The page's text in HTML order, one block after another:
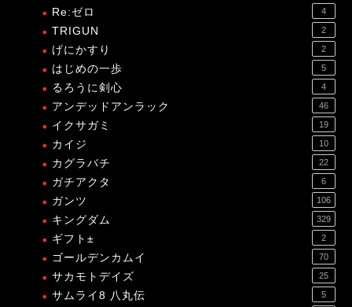
Re:ゼロ 4
TRIGUN 2
げにかすり 2
はじめの一歩 5
るろうに剣心 4
アンデッドアンラック 46
イクサガミ 19
カイジ 10
カグラバチ 22
ガチアクタ 6
ガンツ 106
キングダム 329
ギフト± 2
ゴールデンカムイ 70
サカモトデイズ 25
サムライ8 八丸伝 5